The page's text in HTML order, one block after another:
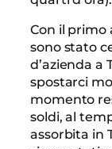
Con il primo
sono stato
d’azienda a
spostarci
momento
soldi, al
assorbita in